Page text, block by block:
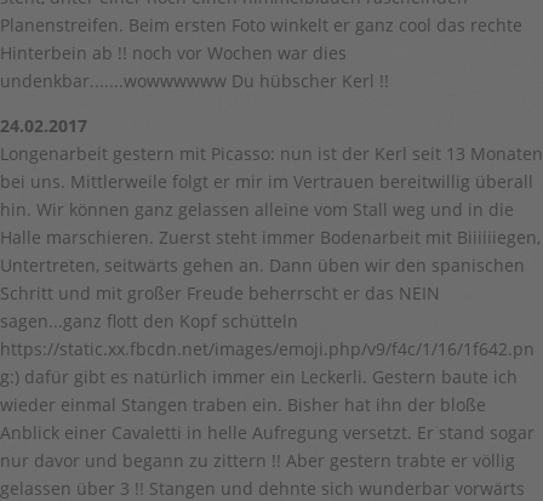
Planenstreifen. Beim ersten Foto winkelt er ganz cool das rechte
Hinterbein ab !! noch vor Wochen war dies
undenkbar.......wowwwwww Du hübscher Kerl !!
24.02.2017
Longenarbeit gestern mit Picasso: nun ist der Kerl seit 13 Monaten
bei uns. Mittlerweile folgt er mir im Vertrauen bereitwillig überall
hin. Wir können ganz gelassen alleine vom Stall weg und in die
Halle marschieren. Zuerst steht immer Bodenarbeit mit Biiiiiiegen,
Untertreten, seitwärts gehen an. Dann üben wir den spanischen
Schritt und mit großer Freude beherrscht er das NEIN
sagen...ganz flott den Kopf schütteln
https://static.xx.fbcdn.net/images/emoji.php/v9/f4c/1/16/1f642.pn
g:) dafür gibt es natürlich immer ein Leckerli. Gestern baute ich
wieder einmal Stangen traben ein. Bisher hat ihn der bloße
Anblick einer Cavaletti in helle Aufregung versetzt. Er stand sogar
nur davor und begann zu zittern !! Aber gestern trabte er völlig
gelassen über 3 !! Stangen und dehnte sich wunderbar vorwärts